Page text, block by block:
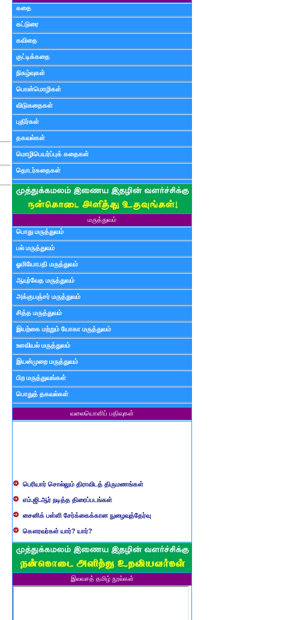
கதை
கட்டுரை
கவிதை
குட்டிக்கதை
நிகழ்வுகள்
பொன்மொழிகள்
விடுகதைகள்
புதிர்கள்
தகவல்கள்
மொழிபெயர்ப்புக் கதைகள்
தொடர்கதைகள்
மருத்துவம்
பொது மருத்துவம்
பல் மருத்துவம்
ஓமியோபதி மருத்துவம்
ஆயுர்வேத மருத்துவம்
அக்குபஞ்சர் மருத்துவம்
சித்த மருத்துவம்
இயற்கை மற்றும் யோகா மருத்துவம்
உளவியல் மருத்துவம்
இயன்முறை மருத்துவம்
பிற மருத்துவங்கள்
பொதுத் தகவல்கள்
வலையொளிப் பதிவுகள்
எம்.ஜி.ஆர் நடித்த திரைப்படங்கள்
சைனிக் பள்ளி சேர்க்கைக்கான நுழைவுத்தேர்வு
கௌரவர்கள் யார்? யார்?
தமிழ் ஆண்டுப் பெயர்கள்
பிள்ளையார் சுழி வந்தது எப்படி?
வருவது போவது, வந்தால் போகாது, போனால் வராது...?
பண்டைய படைப் பெயர்கள்இலவசத் தமிழ் நூல்கள்